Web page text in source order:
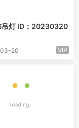
吊灯 ID：20230320
20 VIP